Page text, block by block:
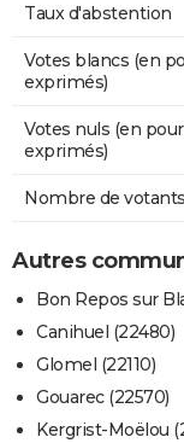
Taux d'abstention
Votes blancs (en
exprimés)
Votes nuls (en
exprimés)
Nombre de votants
Autres
Bon Repos sur
Canihuel (22480)
Glomel (22110)
Gouarec (22570)
Kergrist-Moëlou